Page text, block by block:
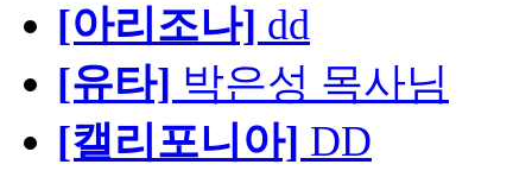
[아리조나] dd
[유타] 박은성 목사님
[캘리포니아] DD